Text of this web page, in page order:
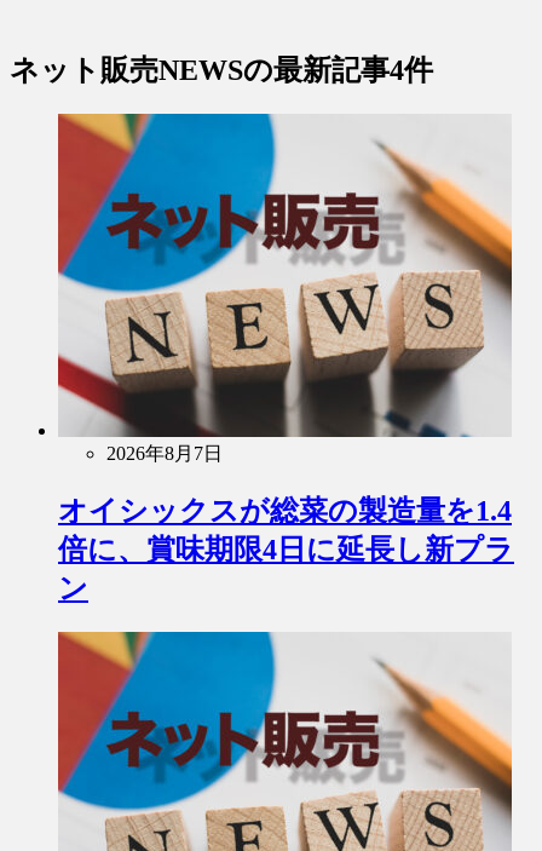
ネット販売NEWSの最新記事4件
2026年8月7日
オイシックスが総菜の製造量を1.4
倍に、賞味期限4日に延長し新プラ
ン